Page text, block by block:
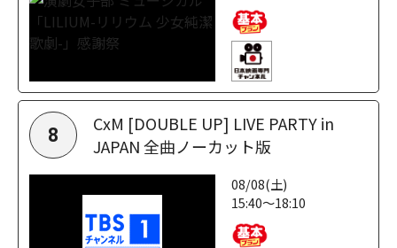
8
CxM [DOUBLE UP] LIVE PARTY in
JAPAN 全曲ノーカット版
08/08(土)
15:40～18:10